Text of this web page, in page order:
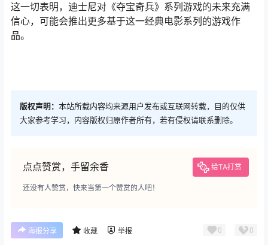
这一切表明，迪士尼对《夺宝奇兵》系列游戏的未来充满
信心，可能会推出更多基于这一经典电影系列的游戏作
品。
版权声明： 本站所载内容均来源用户发布或互联网转载，目的仅供
大家参考学习，内容版权归原作者所有，若有侵权请联系删除。
点点赞赏，手留余香 给TA打赏
还没有人赞赏，快来当第一个赞赏的人吧！
海报分享 收藏 举报 0 0